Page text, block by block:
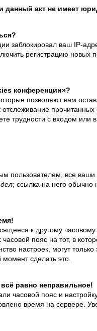
данный акт не имеет
заблокировал ваш IP-
регистрацию
конференции»?
позволяют вам
трудности с входом
пользователем, все
; ссылка на него обычно
к другому
пояс на тот, в
настроек, могут
момент сделать это.
равно неправильное!
часовой пояс и
время на сервере.